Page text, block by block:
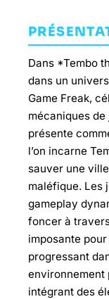
Dans *Tembo
dans un
Game Freak,
mécaniques
présente
l’on incarne
sauver une
maléfique. Les
gameplay
foncer à
imposante
progressant
environnement
intégrant des